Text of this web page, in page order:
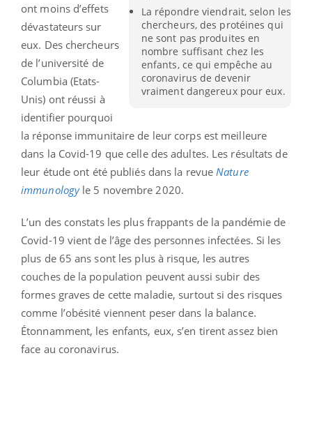
La répondre viendrait, selon les
chercheurs, des protéines qui
ne sont pas produites en
nombre suffisant chez les
enfants, ce qui empêche au
coronavirus de devenir
vraiment dangereux pour eux.
ont moins d’effets
dévastateurs sur
eux. Des chercheurs
de l’université de
Columbia (Etats-
Unis) ont réussi à
identifier pourquoi
la réponse immunitaire de leur corps est meilleure
dans la Covid-19 que celle des adultes. Les résultats de
leur étude ont été publiés dans la revue Nature
immunologyle 5 novembre 2020.
L’un des constats les plus frappants de la pandémie de
Covid-19 vient de l’âge des personnes infectées. Si les
plus de 65 ans sont les plus à risque, les autres
couches de la population peuvent aussi subir des
formes graves de cette maladie, surtout si des risques
comme l’obésité viennent peser dans la balance.
Étonnamment, les enfants, eux, s’en tirent assez bien
face au coronavirus.